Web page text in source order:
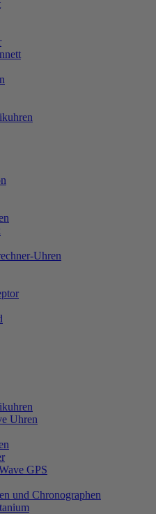
Uhren
Uhren
GPS
und Chronographen